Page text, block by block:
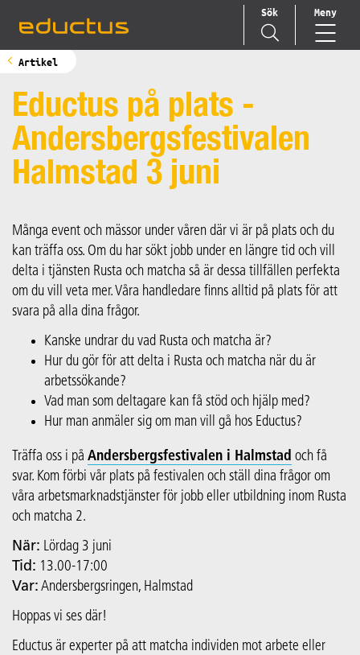
Main Navigation
Sök Meny
Artikel
Eductus på plats -
Andersbergsfestivalen
Halmstad 3 juni
Många event och mässor under våren där vi är på plats och du
kan träffa oss. Om du har sökt jobb under en längre tid och vill
delta i tjänsten Rusta och matcha så är dessa tillfällen perfekta
om du vill veta mer. Våra handledare finns alltid på plats för att
svara på alla dina frågor.
Kanske undrar du vad Rusta och matcha är?
Hur du gör för att delta i Rusta och matcha när du är
arbetssökande?
Vad man som deltagare kan få stöd och hjälp med?
Hur man anmäler sig om man vill gå hos Eductus?
Träffa oss i på Andersbergsfestivalen i Halmstad och få
svar. Kom förbi vår plats på festivalen och ställ dina frågor om
våra arbetsmarknadstjänster för jobb eller utbildning inom Rusta
och matcha 2.
När: Lördag 3 juni
Tid: 13.00-17:00
Var: Andersbergsringen, Halmstad
Hoppas vi ses där!
Eductus är experter på att matcha individen mot arbete eller